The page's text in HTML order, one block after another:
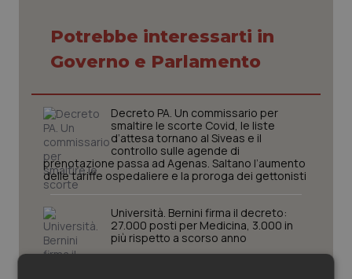
Puglia
Sicilia
Toscana
Umbria
Valle D’Aosta
Malattie rare
Neuroscienze & patologie neurodegenerative
Obesità
Oftalmologia
Oncodermatologia
Potrebbe interessarti in
Governo e Parlamento
Decreto PA. Un commissario per
smaltire le scorte Covid, le liste
d’attesa tornano al Siveas e il
controllo sulle agende di
prenotazione passa ad Agenas. Saltano l’aumento
delle tariffe ospedaliere e la proroga dei gettonisti
Università. Bernini firma il decreto:
27.000 posti per Medicina, 3.000 in
più rispetto a scorso anno